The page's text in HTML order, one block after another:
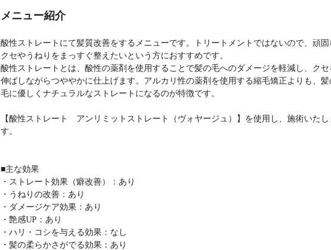
メニュー紹介
酸性ストレートにて髪質改善をするメニューです。トリートメントではないので、頑固
クセやうねりをまっすぐ整えたいという方におすすめです。
酸性ストレートとは、酸性の薬剤を使用することで髪の毛へのダメージを軽減し、クセ
伸ばしながらつややかに仕上げます。アルカリ性の薬剤を使用する縮毛矯正よりも、髪
毛に優しくナチュラルなストレートになるのが特徴です。
【酸性ストレート アンリミットストレート（ヴォヤージュ）】を使用し、施術いたし
す。
■主な効果
・ストレート効果（癖改善）：あり
・うねりの改善：あり
・ダメージケア効果：あり
・艶感UP：あり
・ハリ・コシを与える効果：なし
・髪の柔らかさがでる効果：あり